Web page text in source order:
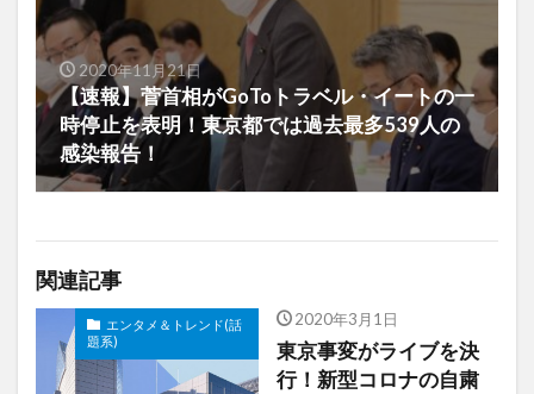
2020年11月21日
【速報】菅首相がGoToトラベル・イートの一
時停止を表明！東京都では過去最多539人の
感染報告！
関連記事
エンタメ＆トレンド(話
題系)
2020年3月1日
東京事変がライブを決
行！新型コロナの自粛